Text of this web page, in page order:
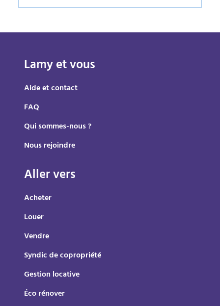
Lamy et vous
Aide et contact
FAQ
Qui sommes-nous ?
Nous rejoindre
Aller vers
Acheter
Louer
Vendre
Syndic de copropriété
Gestion locative
Éco rénover